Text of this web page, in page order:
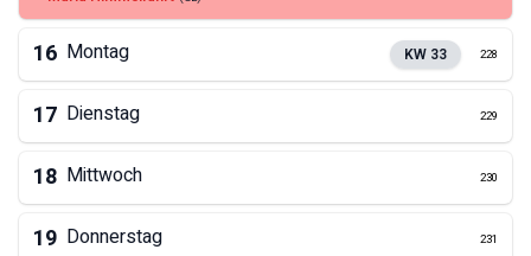
16 Montag KW 33 228
17 Dienstag 229
18 Mittwoch 230
19 Donnerstag 231